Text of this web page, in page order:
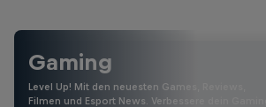
Gaming
Level Up! Mit den neuesten Games, Reviews,
Filmen und Esport News. Verbessere dein Gaming